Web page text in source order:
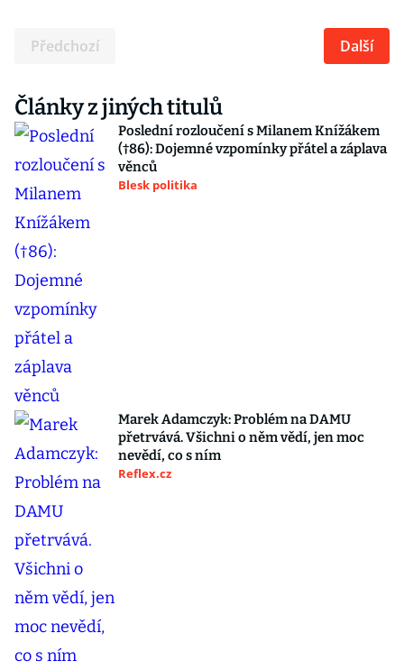
Předchozí Další
Články z jiných titulů
Poslední rozloučení s Milanem Knížákem
(†86): Dojemné vzpomínky přátel a záplava
věnců
Blesk politika
Marek Adamczyk: Problém na DAMU
přetrvává. Všichni o něm vědí, jen moc
nevědí, co s ním
Reflex.cz